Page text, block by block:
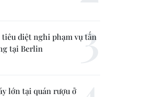
diệt nghi phạm vụ tấn
tại Berlin
lớn tại quán rượu ở